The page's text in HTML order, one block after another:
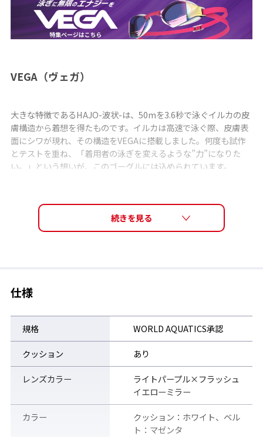
VEGA（ヴェガ）
大きな特徴であるHAJO-波状-は、50mを3.6秒で泳ぐイルカの皮
膚構造から着想を得たものです。イルカは高速で泳ぐ際、皮膚表
面にシワが現れ、その構造をVEGAに搭載しました。何度も試作
とテストを重ね、「着用者の泳ぎを変えるような”力”になりた
い。」という想いが、このゴーグルには込められています。
さっと拭いて、くもりを防ぎ、擦りに強く長持ち
を楽しむ」、「泳ぐことに集中できる」といったスイマーの願い
す。
仕様
規格 WORLD AQUATICS承認
クッション あり
レンズカラー
ライトパープル×フラッシュ
イエローミラー
カラー
クッション：ホワイト、ベル
ト：マゼンタ